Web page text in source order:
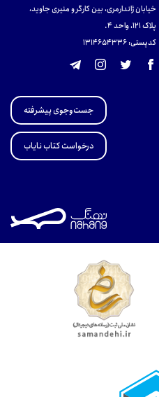
خیابان ژاندارمری، بین کارگر و منیری جاوید،
پلاک 121، واحد ۴.
کدپستی: 131465433۶
جست‌وجوی پیشرفته
درخواست کتاب نایاب